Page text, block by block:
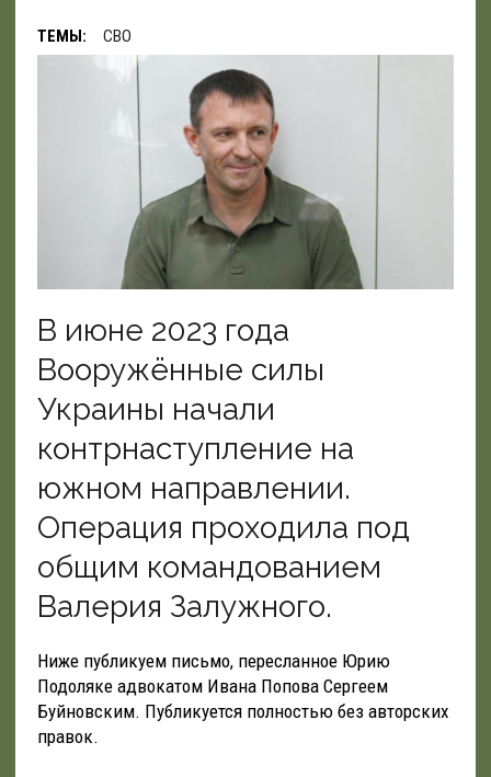
ТЕМЫ: СВО
В июне 2023 года
Вооружённые силы
Украины начали
контрнаступление на
южном направлении.
Операция проходила под
общим командованием
Валерия Залужного.
Ниже публикуем письмо, пересланное Юрию
Подоляке адвокатом Ивана Попова Сергеем
Буйновским. Публикуется полностью без авторских
правок.